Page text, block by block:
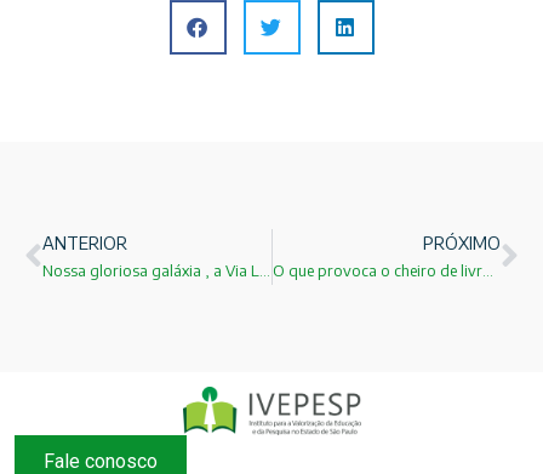
ANTERIOR PRÓXIMO
O que provoca o cheiro de livros novos e antigos?
Fale conosco